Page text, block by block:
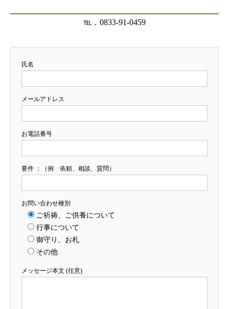
℡．0833-91-0459
氏名
メールアドレス
お電話番号
要件 ：（例 依頼、相談、質問）
お問い合わせ種別
ご祈祷、ご供養について
行事について
御守り、お札
その他
メッセージ本文 (任意)